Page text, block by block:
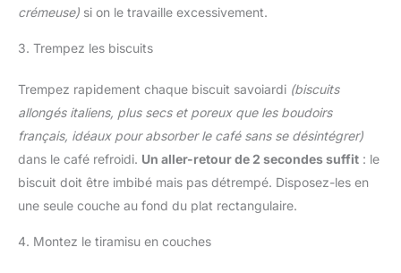
crémeuse) si on le travaille excessivement.
3. Trempez les biscuits
Trempez rapidement chaque biscuit savoiardi (biscuits
allongés italiens, plus secs et poreux que les boudoirs
français, idéaux pour absorber le café sans se désintégrer)
dans le café refroidi. Un aller-retour de 2 secondes suffit : le
biscuit doit être imbibé mais pas détrempé. Disposez-les en
une seule couche au fond du plat rectangulaire.
4. Montez le tiramisu en couches